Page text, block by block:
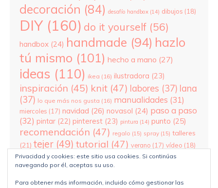
decoración (84) desafío handbox (14) dibujos (18)
DIY(160) do it yourself (56)
handbox (24) handmade (94) hazlo
tú mismo (101) hecho a mano (27)
ideas (110) ikea (16) ilustradora (23)
inspiración (45) knit (47) labores (37) lana
(37) lo que más nos gusta (16) manualidades (31)
miercoles (17) navidad (26) novasol (24) paso a paso
(32) pintar (22) pinterest (23) pintura (14) punto (25)
recomendación (47) regalo (15) spray (15) talleres
(21) tejer (49) tutorial (47) verano (17) vídeo (18)
wool(30) xmas(17) yo soy de handbox(25)
Privacidad y cookies: este sitio usa cookies. Si continúas
navegando por él, aceptas su uso.
Para obtener más información, incluido cómo gestionar las